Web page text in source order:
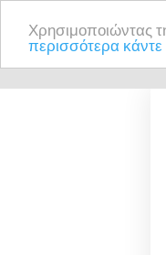
Χρησιμοποιώντας
περισσότερα κάντε